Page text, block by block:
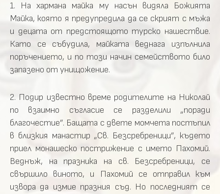
1. На хармана майка му насън видяла Божията
Майка, която я предупредила да се скрият с мъжа
и децата от предстоящото турско нашествие.
Като се събудила, майката веднага изпълнила
поръчението, и по този начин семейството било
запазено от унищожение.
2. Подир известно време родителите на Николай
по взаимно съгласие се разделили „поради
благочестие”. Бащата с двете момчета постъпил
в близкия манастир „Св. Безсребреници”, където
приел монашеско пострижение с името Пахомий.
Веднъж, на празника на св. Безсребреници, се
свършило виното, и Пахомий се отправил към
извора да измие празния съд. Но последният се